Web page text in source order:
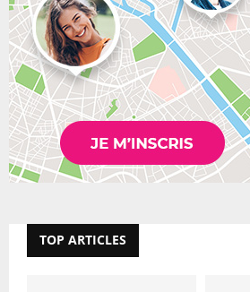
TOP ARTICLES